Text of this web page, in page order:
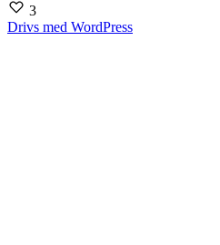
3
Drivs med WordPress